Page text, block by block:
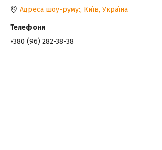
Адреса шоу-руму:, Київ, Україна
+380 (96) 282-38-38